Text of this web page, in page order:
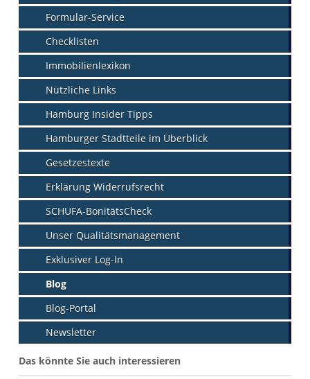
Formular-Service
Checklisten
Immobilienlexikon
Nützliche Links
Hamburg Insider Tipps
Hamburger Stadtteile im Überblick
Gesetzestexte
Erklärung Widerrufsrecht
SCHUFA-BonitätsCheck
Unser Qualitätsmanagement
Exklusiver Log-In
Blog
Blog-Portal
Newsletter
Das könnte Sie auch interessieren